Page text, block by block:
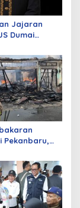
Jajaran
Dumai
Pekanbaru,